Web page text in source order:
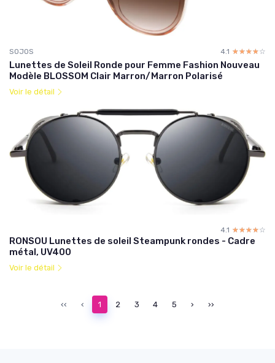
SOJOS 4.1 ☆☆☆☆☆
★★★★★
Lunettes de Soleil Ronde pour Femme Fashion Nouveau
Modèle BLOSSOM Clair Marron/Marron Polarisé
Voir le détail
4.1 ☆☆☆☆☆
★★★★★
RONSOU Lunettes de soleil Steampunk rondes - Cadre
métal, UV400
Voir le détail
‹‹ ‹ 1 2 3 4 5 › ››